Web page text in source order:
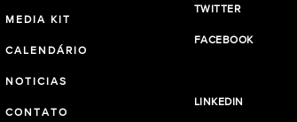
MEDIA KIT
CALENDÁRIO
NOTICIAS
CONTATO
TWITTER
FACEBOOK
LINKEDIN